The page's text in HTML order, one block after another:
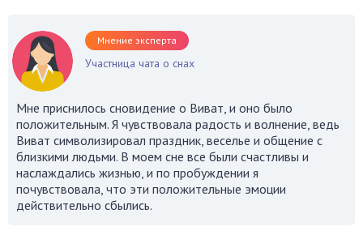
Мнение эксперта
Участница чата о снах
Мне приснилось сновидение о Виват, и оно было
положительным. Я чувствовала радость и волнение, ведь
Виват символизировал праздник, веселье и общение с
близкими людьми. В моем сне все были счастливы и
наслаждались жизнью, и по пробуждении я
почувствовала, что эти положительные эмоции
действительно сбылись.